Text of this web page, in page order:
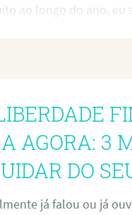
ao longo do ano, eu
velho também tem
AGORA: 3
DO
já falou ou já